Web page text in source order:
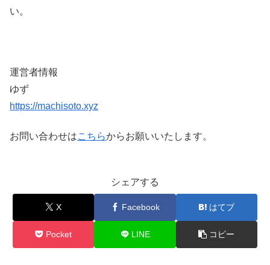
い。
運営者情報
ゆず
https://machisoto.xyz
お問い合わせはこちらからお願いいたします。
シェアする
X Facebook はてブ
Pocket LINE コピー